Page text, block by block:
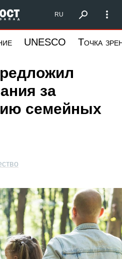
Северо-Запад
RU
UNESCO Точка
за
семейных